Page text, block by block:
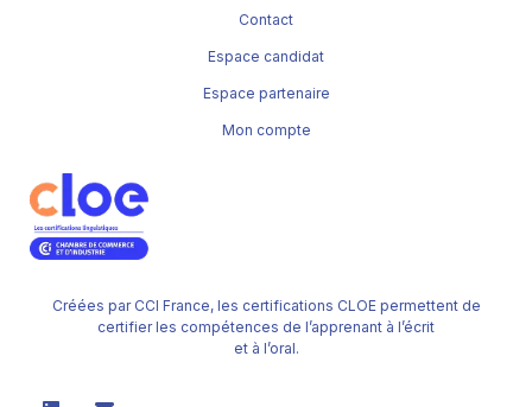
Créées par CCI France, les certifications CLOE permettent de
certifier les compétences de l’apprenant à l’écrit
et à l’oral.
Contact
Espace candidat
Espace partenaire
Mon compte